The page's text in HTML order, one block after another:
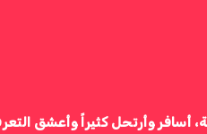
أسافر وأرتحل كثيراً وأعشق